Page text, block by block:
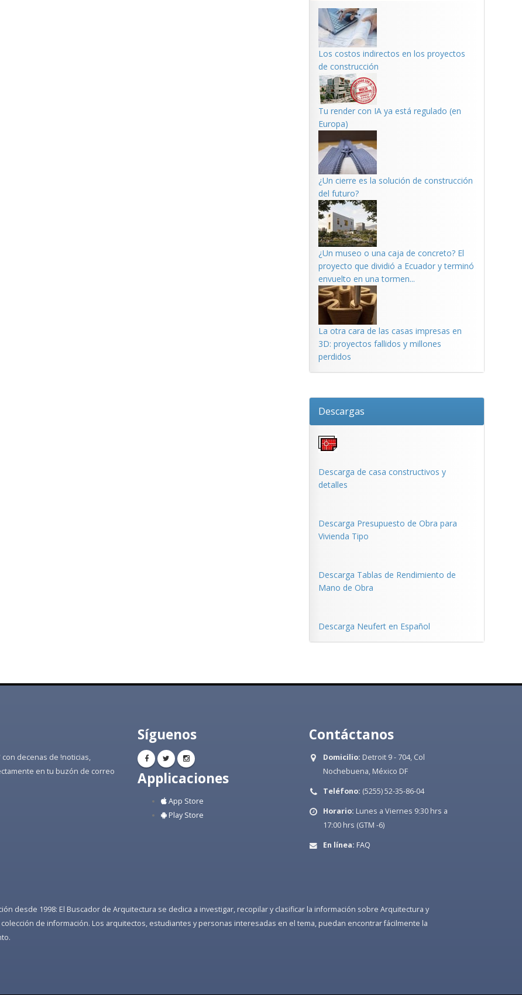
Los costos indirectos en los proyectos
de construcción
Tu render con IA ya está regulado (en
Europa)
¿Un cierre es la solución de construcción
del futuro?
¿Un museo o una caja de concreto? El
proyecto que dividió a Ecuador y terminó
envuelto en una tormen...
La otra cara de las casas impresas en
3D: proyectos fallidos y millones
perdidos
Descargas
Descarga de casa constructivos y
detalles
Descarga Presupuesto de Obra para
Vivienda Tipo
Descarga Tablas de Rendimiento de
Mano de Obra
Descarga Neufert en Español
decenas de !noticias,
en tu buzón de correo
Síguenos
Applicaciones
App Store
Play Store
Contáctanos
Domicilio: Detroit 9 - 704, Col
Nochebuena, México DF
Teléfono: (5255) 52-35-86-04
Horario: Lunes a Viernes 9:30 hrs a
17:00 hrs (GTM -6)
En línea: FAQ
desde 1998: El Buscador de Arquitectura se dedica a investigar, recopilar y clasificar la información sobre Arquitectura y
de información. Los arquitectos, estudiantes y personas interesadas en el tema, puedan encontrar fácilmente la